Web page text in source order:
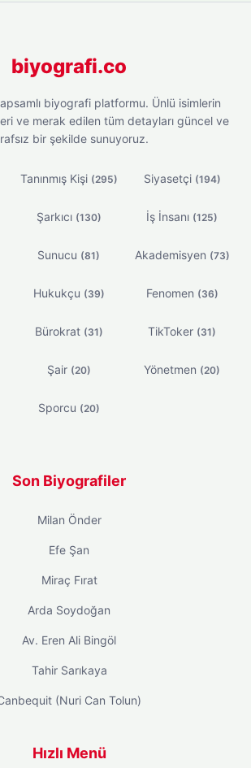
biyografi.co
biyografi platformu. Ünlü isimlerin
ve merak edilen tüm detayları güncel ve
bir şekilde sunuyoruz.
Tanınmış Kişi (295) Siyasetçi (194)
Şarkıcı (130) İş İnsanı (125)
Sunucu (81) Akademisyen (73)
Hukukçu (39) Fenomen (36)
Bürokrat (31) TikToker (31)
Şair (20) Yönetmen (20)
Sporcu (20)
Son Biyografiler
Milan Önder
Efe Şan
Miraç Fırat
Arda Soydoğan
Av. Eren Ali Bingöl
Tahir Sarıkaya
(Nuri Can Tolun)
Hızlı Menü